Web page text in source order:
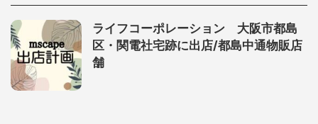
ライフコーポレーション 大阪市都島
区・関電社宅跡に出店/都島中通物販店
舗